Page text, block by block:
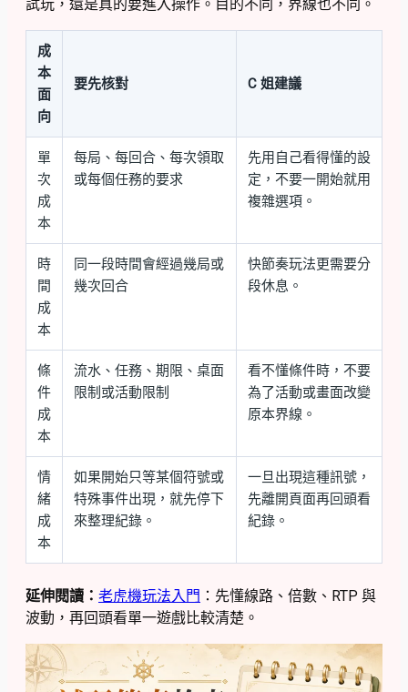
試玩，還是真的要進入操作。目的不同，界線也不同。
成
本
面
向
要先核對 C 姐建議
單
次
成
本
每局、每回合、每次領取
或每個任務的要求
先用自己看得懂的設
定，不要一開始就用
複雜選項。
時
間
成
本
同一段時間會經過幾局或
幾次回合
快節奏玩法更需要分
段休息。
條
件
成
本
流水、任務、期限、桌面
限制或活動限制
看不懂條件時，不要
為了活動或畫面改變
原本界線。
情
緒
成
本
如果開始只等某個符號或
特殊事件出現，就先停下
來整理紀錄。
一旦出現這種訊號，
先離開頁面再回頭看
紀錄。
延伸閱讀： 老虎機玩法入門 ：先懂線路、倍數、RTP 與
波動，再回頭看單一遊戲比較清楚。